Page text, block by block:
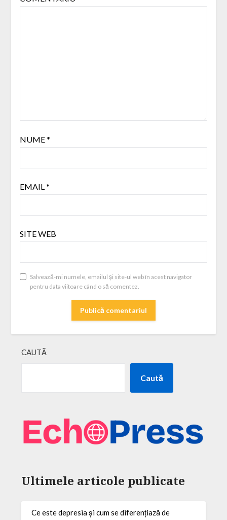
NUME*
EMAIL*
SITE WEB
Salvează-mi numele, emailul și site-ul web în acest navigator
pentru data viitoare când o să comentez.
CAUTĂ
Caută
Ultimele articole publicate
Ce este depresia și cum se diferențiază de